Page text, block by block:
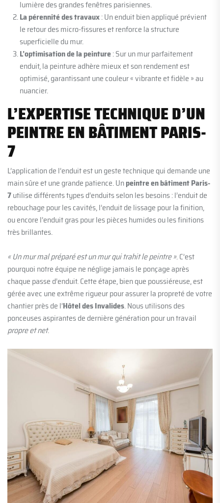
lumière des grandes fenêtres parisiennes.
La pérennité des travaux: Un enduit bien appliqué prévient
le retour des micro-fissures et renforce la structure
superficielle du mur.
L’optimisation de la peinture: Sur un mur parfaitement
enduit, la peinture adhère mieux et son rendement est
optimisé, garantissant une couleur « vibrante et fidèle » au
nuancier.
L’EXPERTISE TECHNIQUE D’UN
PEINTRE EN BÂTIMENT PARIS-
7
L’application de l’enduit est un geste technique qui demande une
main sûre et une grande patience. Unpeintre en bâtiment Paris-
7utilise différents types d’enduits selon les besoins : l’enduit de
rebouchage pour les cavités, l’enduit de lissage pour la finition,
ou encore l’enduit gras pour les pièces humides ou les finitions
très brillantes.
« Un mur mal préparé est un mur qui trahit le peintre ». C’est
pourquoi notre équipe ne néglige jamais le ponçage après
chaque passe d’enduit. Cette étape, bien que poussiéreuse, est
gérée avec une extrême rigueur pour assurer la propreté de votre
chantier près de l’Hôtel des Invalides. Nous utilisons des
ponceuses aspirantes de dernière génération pour un travail
propre et net.